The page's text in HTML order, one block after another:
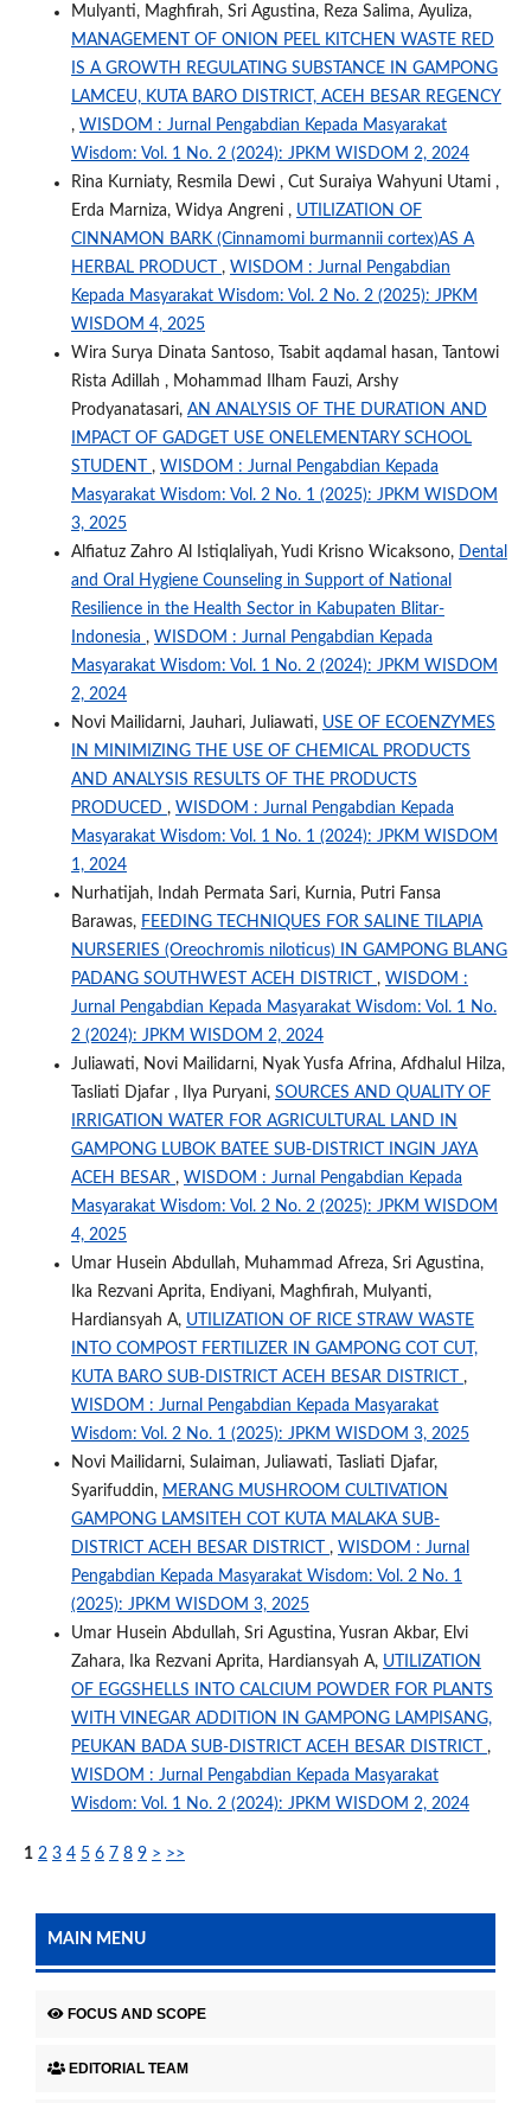
Mulyanti, Maghfirah, Sri Agustina, Reza Salima, Ayuliza,
MANAGEMENT OF ONION PEEL KITCHEN WASTE RED
IS A GROWTH REGULATING SUBSTANCE IN GAMPONG
LAMCEU, KUTA BARO DISTRICT, ACEH BESAR REGENCY
, WISDOM : Jurnal Pengabdian Kepada Masyarakat
Wisdom: Vol. 1 No. 2 (2024): JPKM WISDOM 2, 2024
Rina Kurniaty, Resmila Dewi , Cut Suraiya Wahyuni Utami ,
Erda Marniza, Widya Angreni , UTILIZATION OF
CINNAMON BARK (Cinnamomi burmannii cortex)AS A
HERBAL PRODUCT , WISDOM : Jurnal Pengabdian
Kepada Masyarakat Wisdom: Vol. 2 No. 2 (2025): JPKM
WISDOM 4, 2025
Wira Surya Dinata Santoso, Tsabit aqdamal hasan, Tantowi
Rista Adillah , Mohammad Ilham Fauzi, Arshy
Prodyanatasari, AN ANALYSIS OF THE DURATION AND
IMPACT OF GADGET USE ONELEMENTARY SCHOOL
STUDENT , WISDOM : Jurnal Pengabdian Kepada
Masyarakat Wisdom: Vol. 2 No. 1 (2025): JPKM WISDOM
3, 2025
Alfiatuz Zahro Al Istiqlaliyah, Yudi Krisno Wicaksono, Dental
and Oral Hygiene Counseling in Support of National
Resilience in the Health Sector in Kabupaten Blitar-
Indonesia , WISDOM : Jurnal Pengabdian Kepada
Masyarakat Wisdom: Vol. 1 No. 2 (2024): JPKM WISDOM
2, 2024
Novi Mailidarni, Jauhari, Juliawati, USE OF ECOENZYMES
IN MINIMIZING THE USE OF CHEMICAL PRODUCTS
AND ANALYSIS RESULTS OF THE PRODUCTS
PRODUCED , WISDOM : Jurnal Pengabdian Kepada
Masyarakat Wisdom: Vol. 1 No. 1 (2024): JPKM WISDOM
1, 2024
Nurhatijah, Indah Permata Sari, Kurnia, Putri Fansa
Barawas, FEEDING TECHNIQUES FOR SALINE TILAPIA
NURSERIES (Oreochromis niloticus) IN GAMPONG BLANG
PADANG SOUTHWEST ACEH DISTRICT , WISDOM :
Jurnal Pengabdian Kepada Masyarakat Wisdom: Vol. 1 No.
2 (2024): JPKM WISDOM 2, 2024
Juliawati, Novi Mailidarni, Nyak Yusfa Afrina, Afdhalul Hilza,
Tasliati Djafar , Ilya Puryani, SOURCES AND QUALITY OF
IRRIGATION WATER FOR AGRICULTURAL LAND IN
GAMPONG LUBOK BATEE SUB-DISTRICT INGIN JAYA
ACEH BESAR , WISDOM : Jurnal Pengabdian Kepada
Masyarakat Wisdom: Vol. 2 No. 2 (2025): JPKM WISDOM
4, 2025
Umar Husein Abdullah, Muhammad Afreza, Sri Agustina,
Ika Rezvani Aprita, Endiyani, Maghfirah, Mulyanti,
Hardiansyah A, UTILIZATION OF RICE STRAW WASTE
INTO COMPOST FERTILIZER IN GAMPONG COT CUT,
KUTA BARO SUB-DISTRICT ACEH BESAR DISTRICT ,
WISDOM : Jurnal Pengabdian Kepada Masyarakat
Wisdom: Vol. 2 No. 1 (2025): JPKM WISDOM 3, 2025
Novi Mailidarni, Sulaiman, Juliawati, Tasliati Djafar,
Syarifuddin, MERANG MUSHROOM CULTIVATION
GAMPONG LAMSITEH COT KUTA MALAKA SUB-
DISTRICT ACEH BESAR DISTRICT , WISDOM : Jurnal
Pengabdian Kepada Masyarakat Wisdom: Vol. 2 No. 1
(2025): JPKM WISDOM 3, 2025
Umar Husein Abdullah, Sri Agustina, Yusran Akbar, Elvi
Zahara, Ika Rezvani Aprita, Hardiansyah A, UTILIZATION
OF EGGSHELLS INTO CALCIUM POWDER FOR PLANTS
WITH VINEGAR ADDITION IN GAMPONG LAMPISANG,
PEUKAN BADA SUB-DISTRICT ACEH BESAR DISTRICT ,
WISDOM : Jurnal Pengabdian Kepada Masyarakat
Wisdom: Vol. 1 No. 2 (2024): JPKM WISDOM 2, 2024
1 2 3 4 5 6 7 8 9 > >>
MAIN MENU
FOCUS AND SCOPE
EDITORIAL TEAM